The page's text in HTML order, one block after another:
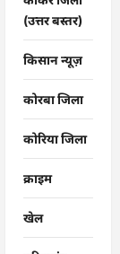
(उत्तर बस्तर)
किसान न्यूज़
कोरबा जिला
कोरिया जिला
क्राइम
खेल